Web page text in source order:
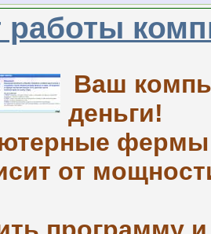
работы
Ваш
деньги!
от